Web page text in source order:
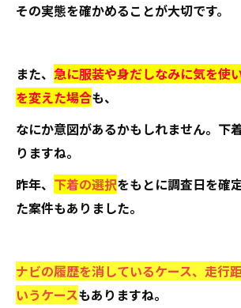
その実態を確かめることが大切です。
また、 急に服装や身だしなみに気を使
を変えた場合も、
なにか意図があるかもしれません。下
りますね。
昨年、 下着の選択をもとに調査日を確
た案件もありました。
ナビの履歴を消しているケース、走行
いうケースもありますね。